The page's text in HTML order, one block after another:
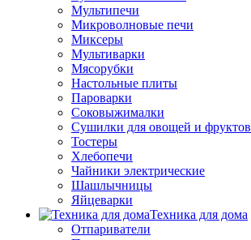
Мультипечи
Микроволновые печи
Миксеры
Мультиварки
Мясорубки
Настольные плиты
Пароварки
Соковыжималки
Сушилки для овощей и фруктов
Тостеры
Хлебопечи
Чайники электрические
Шашлычницы
Яйцеварки
Техника для дома
Отпариватели